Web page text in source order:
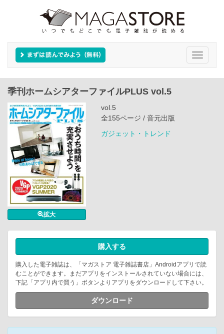
Toggle
季刊ホームシアターファイルPLUS vol.5
拡大
vol.5
全155ページ / 音元出版
ガジェット・トレンド
購入する
購入した電子雑誌は、「マガストア 電子雑誌書店」Androidアプリで読
むことができます。まだアプリをインストールされていない場合には、
下記「アプリ内で買う」ボタンよりアプリをダウンロードして下さい。
ダウンロード